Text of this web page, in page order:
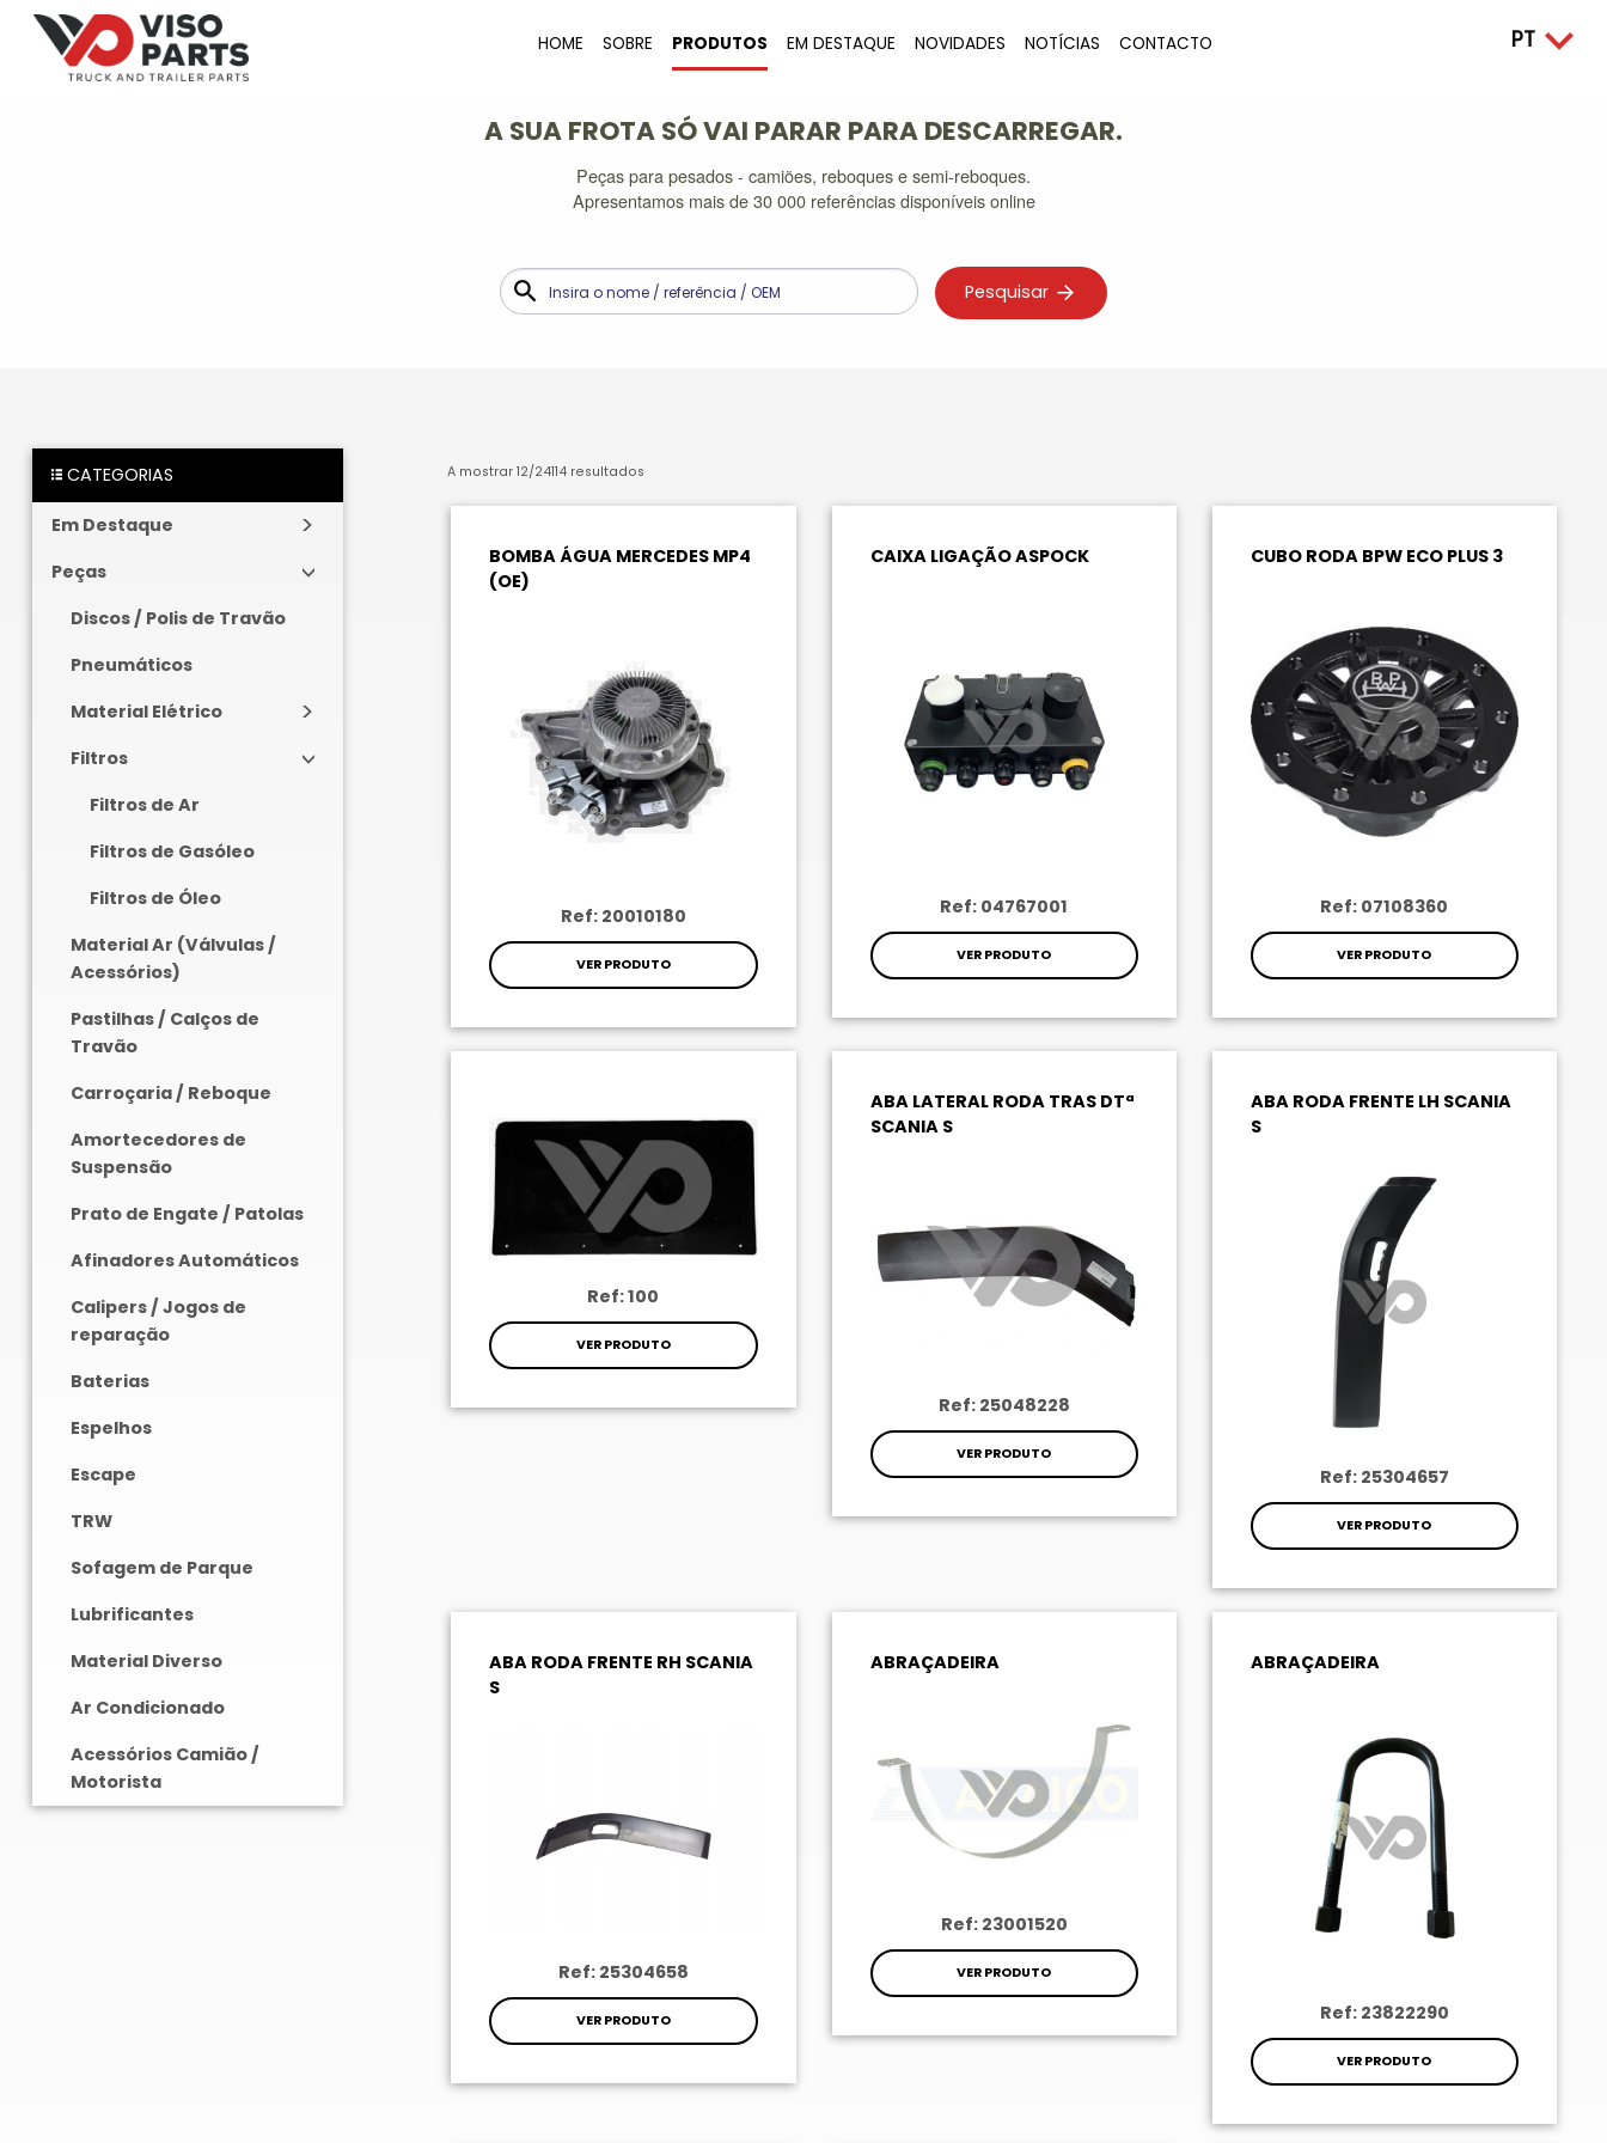
HOME SOBRE PRODUTOS EM DESTAQUE NOVIDADES NOTÍCIAS CONTACTO
A SUA FROTA SÓ VAI PARAR PARA DESCARREGAR.
Peças para pesados - camiões, reboques e semi-reboques.
Apresentamos mais de 30 000 referências disponíveis online
Pesquisar
CATEGORIAS
Em Destaque
Peças
Discos / Polis de Travão
Pneumáticos
Material Elétrico
Filtros
Filtros de Ar
Filtros de Gasóleo
Filtros de Óleo
Material Ar (Válvulas /
Acessórios)
Pastilhas / Calços de
Travão
Carroçaria / Reboque
Amortecedores de
Suspensão
Prato de Engate / Patolas
Afinadores Automáticos
Calipers / Jogos de
reparação
Baterias
Espelhos
Escape
TRW
Sofagem de Parque
Lubrificantes
Material Diverso
Ar Condicionado
Acessórios Camião /
Motorista
A mostrar12/24114 resultados
BOMBA ÁGUA MERCEDES MP4
(OE)
Ref: 20010180
VER PRODUTO
CAIXA LIGAÇÃO ASPOCK
Ref: 04767001
VER PRODUTO
CUBO RODA BPW ECO PLUS 3
Ref: 07108360
VER PRODUTO
Ref: 100
VER PRODUTO
ABA LATERAL RODA TRAS DTª
SCANIA S
Ref: 25048228
VER PRODUTO
ABA RODA FRENTE LH SCANIA
S
Ref: 25304657
VER PRODUTO
ABA RODA FRENTE RH SCANIA
S
Ref: 25304658
VER PRODUTO
ABRAÇADEIRA
Ref: 23001520
VER PRODUTO
ABRAÇADEIRA
Ref: 23822290
VER PRODUTO